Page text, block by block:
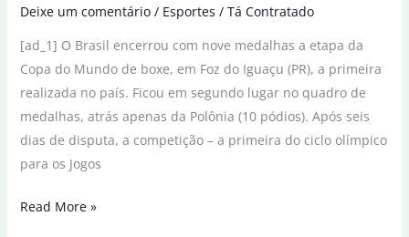
Deixe um comentário / Esportes / Tá Contratado
[ad_1] O Brasil encerrou com nove medalhas a etapa da
Copa do Mundo de boxe, em Foz do Iguaçu (PR), a primeira
realizada no país. Ficou em segundo lugar no quadro de
medalhas, atrás apenas da Polônia (10 pódios). Após seis
dias de disputa, a competição – a primeira do ciclo olímpico
para os Jogos
Boxe:
Read More »